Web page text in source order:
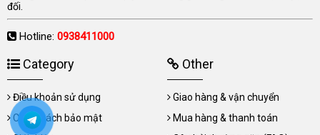
đối.
Hotline: 0938411000
Category
Điều khoản sử dụng
Chính sách bảo mật
Other
Giao hàng & vận chuyển
Mua hàng & thanh toán